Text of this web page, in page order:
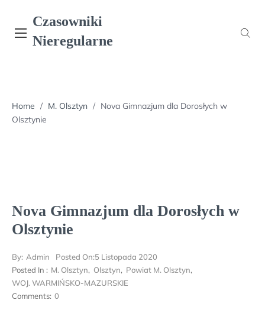
content
Czasowniki
Nieregularne
Home / M. Olsztyn / Nova Gimnazjum dla Dorosłych w
Olsztynie
Nova Gimnazjum dla Dorosłych w
Olsztynie
By: Admin Posted On:5 Listopada 2020
Posted In : M. Olsztyn, Olsztyn, Powiat M. Olsztyn,
WOJ. WARMIŃSKO-MAZURSKIE
Comments: 0